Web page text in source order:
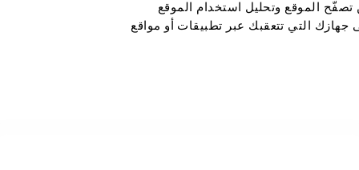
الموقع وتحليل استخدام الموقع
جهازك التي تتعقبك عبر تطبيقات أو مواقع